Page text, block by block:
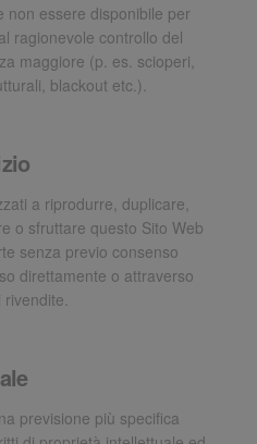
non essere disponibile per
ragionevole controllo del
maggiore (p. es. scioperi,
blackout etc.).
a riprodurre, duplicare,
o sfruttare questo Sito Web
senza previo consenso
direttamente o attraverso
previsione più specifica